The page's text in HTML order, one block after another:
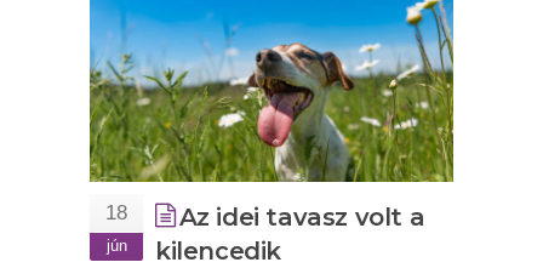
18
jún
Az idei tavasz volt a
kilencedik